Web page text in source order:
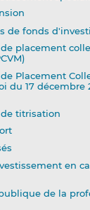
de fonds
placement
Placement
du 17 décembre
titrisation
en
de la